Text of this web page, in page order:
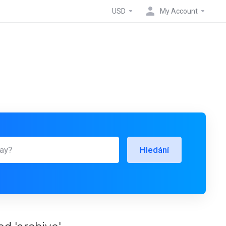
USD My Account
Hledání